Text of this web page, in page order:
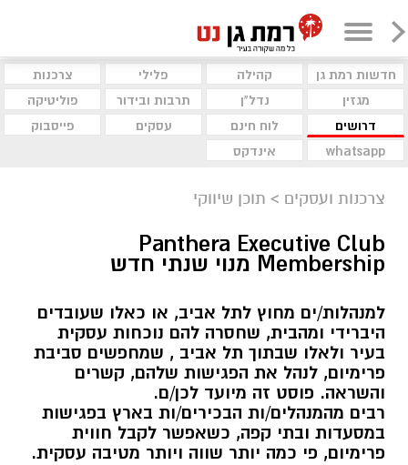
חדשות רמת גן קהילה פלילי
צרכנות
מגזין
נדל"ן תרבות ובידור
פוליטיקה
דרושים
לוח חינם עסקים
פייסבוק
whatsapp
אינדקס
צרכנות ועסקים > תוכן שיווקי
Panthera Executive Club
Membership מנוי שנתי חדש
למנהלות/ים מחוץ לתל אביב, או כאלו שעובדים
היברידי ומהבית, שחסרה להם נוכחות עסקית
בעיר ולאלו שבתוך תל אביב , שמחפשים סביבת
פרימיום, לנהל את הפגישות שלהם, קשרים
והשראה. פוסט זה מיועד לכן/ם.
רבים מהמנהלים/ות הבכירים/ות בארץ בפגישות
במסעדות ובתי קפה, כשאפשר לקבל חווית
פרימיום, פי כמה יותר שווה ויותר מטיבה עסקית.